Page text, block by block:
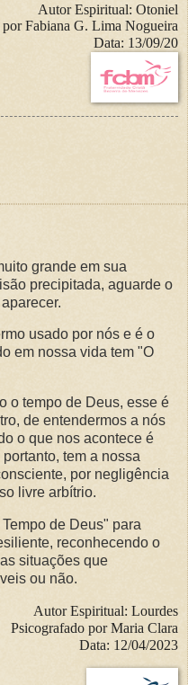
Autor Espiritual: Otoniel
porFabiana G. Lima Nogueira
Data: 13/09/20
grande em sua
precipitada, aguarde o
usado por nós e é o
em nossa vida tem "O
o tempo de Deus, esse é
de entendermos a nós
o que nos acontece é
tem a nossa
por negligência
livre arbítrio.
de Deus" para
reconhecendo o
situações que
ou não.
Autor Espiritual: Lourdes
Psicografado por Maria Clara
Data: 12/04/2023